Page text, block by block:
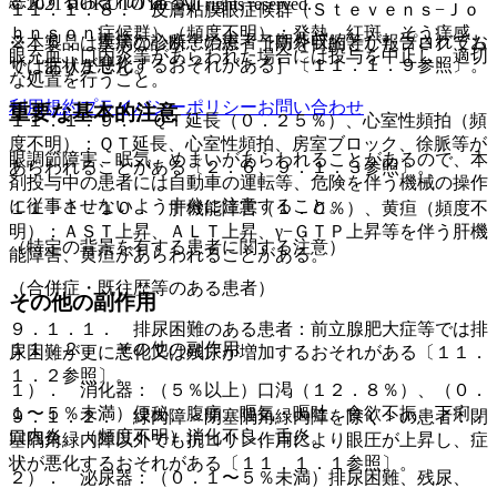
２．６． 重篤な心疾患の患者［期外収縮等が報告されてお
り、症状が悪化するおそれがある］〔１１．１．９参照〕。
重要な基本的注意
眼調節障害、眠気、めまいがあらわれることがあるので、本
剤投与中の患者には自動車の運転等、危険を伴う機械の操作
に従事させないよう十分に注意すること。
（特定の背景を有する患者に関する注意）
（合併症・既往歴等のある患者）
９．１．１． 排尿困難のある患者：前立腺肥大症等では排
尿困難が更に悪化又は残尿が増加するおそれがある〔１１．
１．２参照〕。
９．１．２． 緑内障＜閉塞隅角緑内障を除く＞の患者：閉
塞隅角緑内障以外でも抗コリン作用により眼圧が上昇し、症
状が悪化するおそれがある〔１１．１．１参照〕。
１１．１．８． 皮膚粘膜眼症候群（Ｓｔｅｖｅｎｓ−Ｊｏ
ｈｎｓｏｎ症候群）（頻度不明）：発熱、紅斑、そう痒感、
眼充血、口内炎等があらわれた場合には投与を中止し、適切
な処置を行うこと。
１１．１．９． ＱＴ延長（０．２５％）、心室性頻拍（頻
度不明）：ＱＴ延長、心室性頻拍、房室ブロック、徐脈等が
あらわれることがある〔２．６、９．１．３参照〕。
１１．１．１０． 肝機能障害（１．０％）、黄疸（頻度不
明）：ＡＳＴ上昇、ＡＬＴ上昇、γ−ＧＴＰ上昇等を伴う肝機
能障害、黄疸があらわれることがある。
その他の副作用
１１．２． その他の副作用
１）． 消化器：（５％以上）口渇（１２．８％）、（０．
１〜５％未満）便秘、腹痛、嘔気・嘔吐、食欲不振、下痢、
口内炎、（頻度不明）消化不良、舌炎。
２）． 泌尿器：（０．１〜５％未満）排尿困難、残尿、
※本製品は疾病の診断・治療・予防を目的としたプログラム
ではありません。
利用規約プライバシーポリシーお問い合わせ